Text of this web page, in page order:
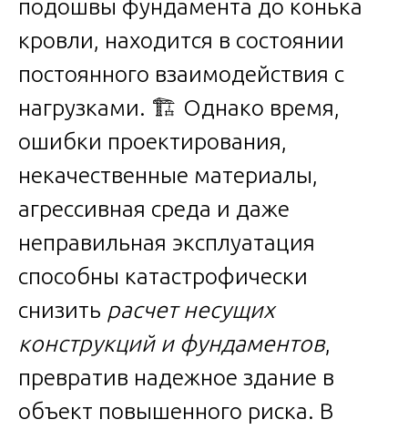
подошвы фундамента до конька
кровли, находится в состоянии
постоянного взаимодействия с
нагрузками. 🏗️ Однако время,
ошибки проектирования,
некачественные материалы,
агрессивная среда и даже
неправильная эксплуатация
способны катастрофически
снизить расчет несущих
конструкций и фундаментов,
превратив надежное здание в
объект повышенного риска. В